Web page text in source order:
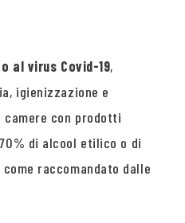
al virus Covid-19,
igienizzazione e
con prodotti
di alcool etilico o di
raccomandato dalle